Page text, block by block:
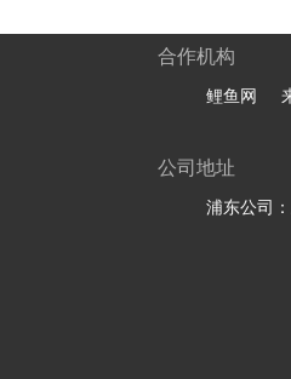
合作机构
鲤鱼网
公司地址
浦东公司